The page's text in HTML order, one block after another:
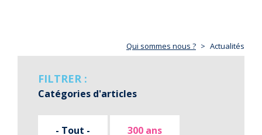
Qui sommes nous ? Actualités
FILTRER :
Catégories d'articles
- Tout - 300 ans